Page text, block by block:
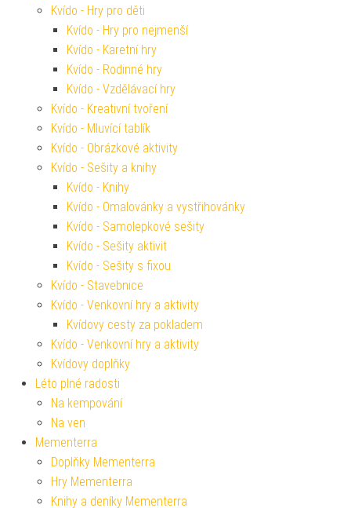
Kvído - Hry pro děti
Kvído - Hry pro nejmenší
Kvído - Karetní hry
Kvído - Rodinné hry
Kvído - Vzdělávací hry
Kvído - Kreativní tvoření
Kvído - Mluvící tablík
Kvído - Obrázkové aktivity
Kvído - Sešity a knihy
Kvído - Knihy
Kvído - Omalovánky a vystřihovánky
Kvído - Samolepkové sešity
Kvído - Sešity aktivit
Kvído - Sešity s fixou
Kvído - Stavebnice
Kvído - Venkovní hry a aktivity
Kvídovy cesty za pokladem
Kvído - Venkovní hry a aktivity
Kvídovy doplňky
Léto plné radosti
Na kempování
Na ven
Mementerra
Doplňky Mementerra
Hry Mementerra
Knihy a deníky Mementerra